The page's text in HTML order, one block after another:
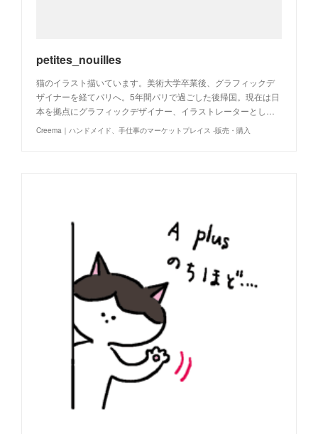
petites_nouilles
猫のイラスト描いています。美術大学卒業後、グラフィックデ
ザイナーを経てパリへ。5年間パリで過ごした後帰国。現在は日
本を拠点にグラフィックデザイナー、イラストレーターとし…
Creema｜ハンドメイド、手仕事のマーケットプレイス -販売・購入